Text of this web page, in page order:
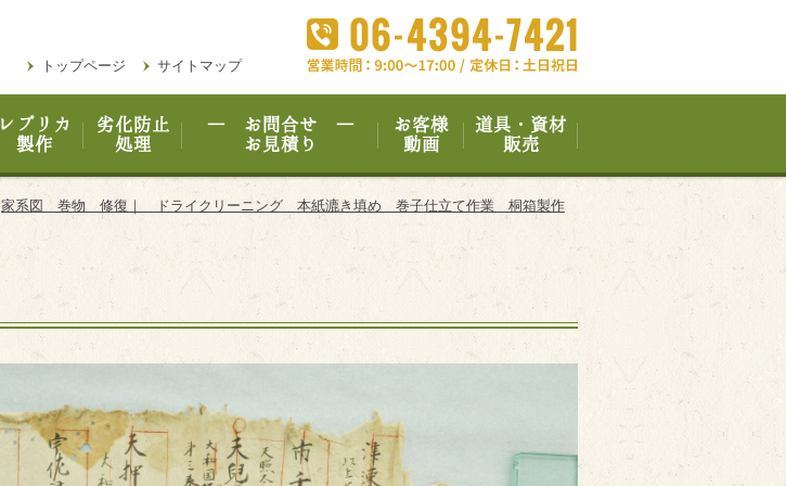
トップページ サイトマップ
レプリカ
製作
劣化防止
処理
― お問合せ ―
お見積り
お客様
動画
道具・資材
販売
家系図 巻物 修復｜ ドライクリーニング 本紙漉き填め 巻子仕立て作業 桐箱製作